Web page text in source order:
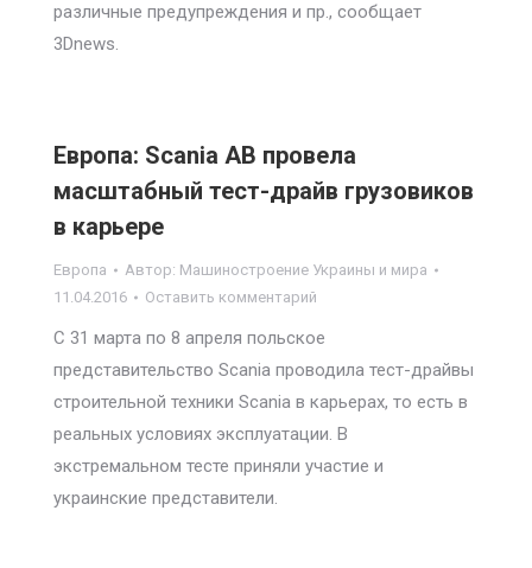
различные предупреждения и пр., сообщает
3Dnews.
Европа: Scania AB провела
масштабный тест-драйв грузовиков
в карьере
Европа Автор: Машиностроение Украины и мира
11.04.2016
Оставить комментарий
С 31 марта по 8 апреля польское
представительство Scania проводила тест-драйвы
строительной техники Scania в карьерах, то есть в
реальных условиях эксплуатации. В
экстремальном тесте приняли участие и
украинские представители.